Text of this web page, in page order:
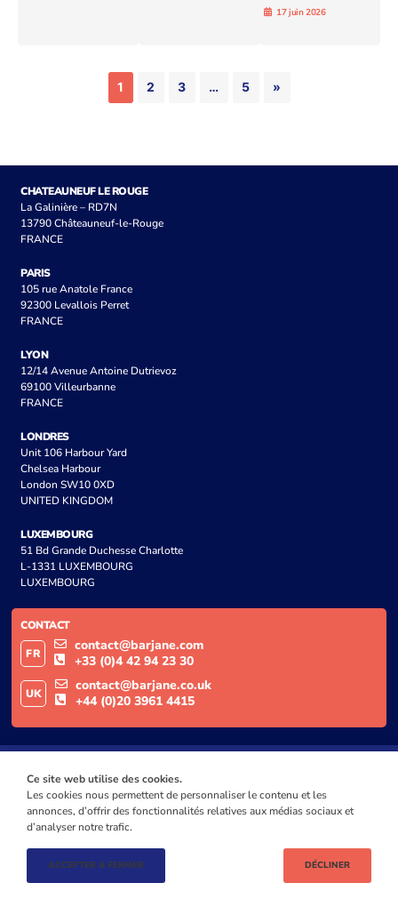
17 juin 2026
1 2 3 … 5 »
CHATEAUNEUF LE ROUGE
La Galinière – RD7N
13790 Châteauneuf-le-Rouge
FRANCE
PARIS
105 rue Anatole France
92300 Levallois Perret
FRANCE
LYON
12/14 Avenue Antoine Dutrievoz
69100 Villeurbanne
FRANCE
LONDRES
Unit 106 Harbour Yard
Chelsea Harbour
London SW10 0XD
UNITED KINGDOM
LUXEMBOURG
51 Bd Grande Duchesse Charlotte
L-1331 LUXEMBOURG
LUXEMBOURG
CONTACT
FR
contact@barjane.com
+33 (0)4 42 94 23 30
UK
contact@barjane.co.uk
+44 (0)20 3961 4415
© BARJANE 2024MENTIONS LÉGALES POLITIQUE DE CONFIDENTIALITÉ
Ce site web utilise des cookies.
Les cookies nous permettent de personnaliser le contenu et les
annonces, d’offrir des fonctionnalités relatives aux médias sociaux et
d’analyser notre trafic.
ACCEPTER & FERMER DÉCLINER